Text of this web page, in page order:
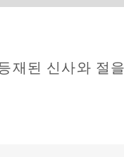
재된 신사와 절